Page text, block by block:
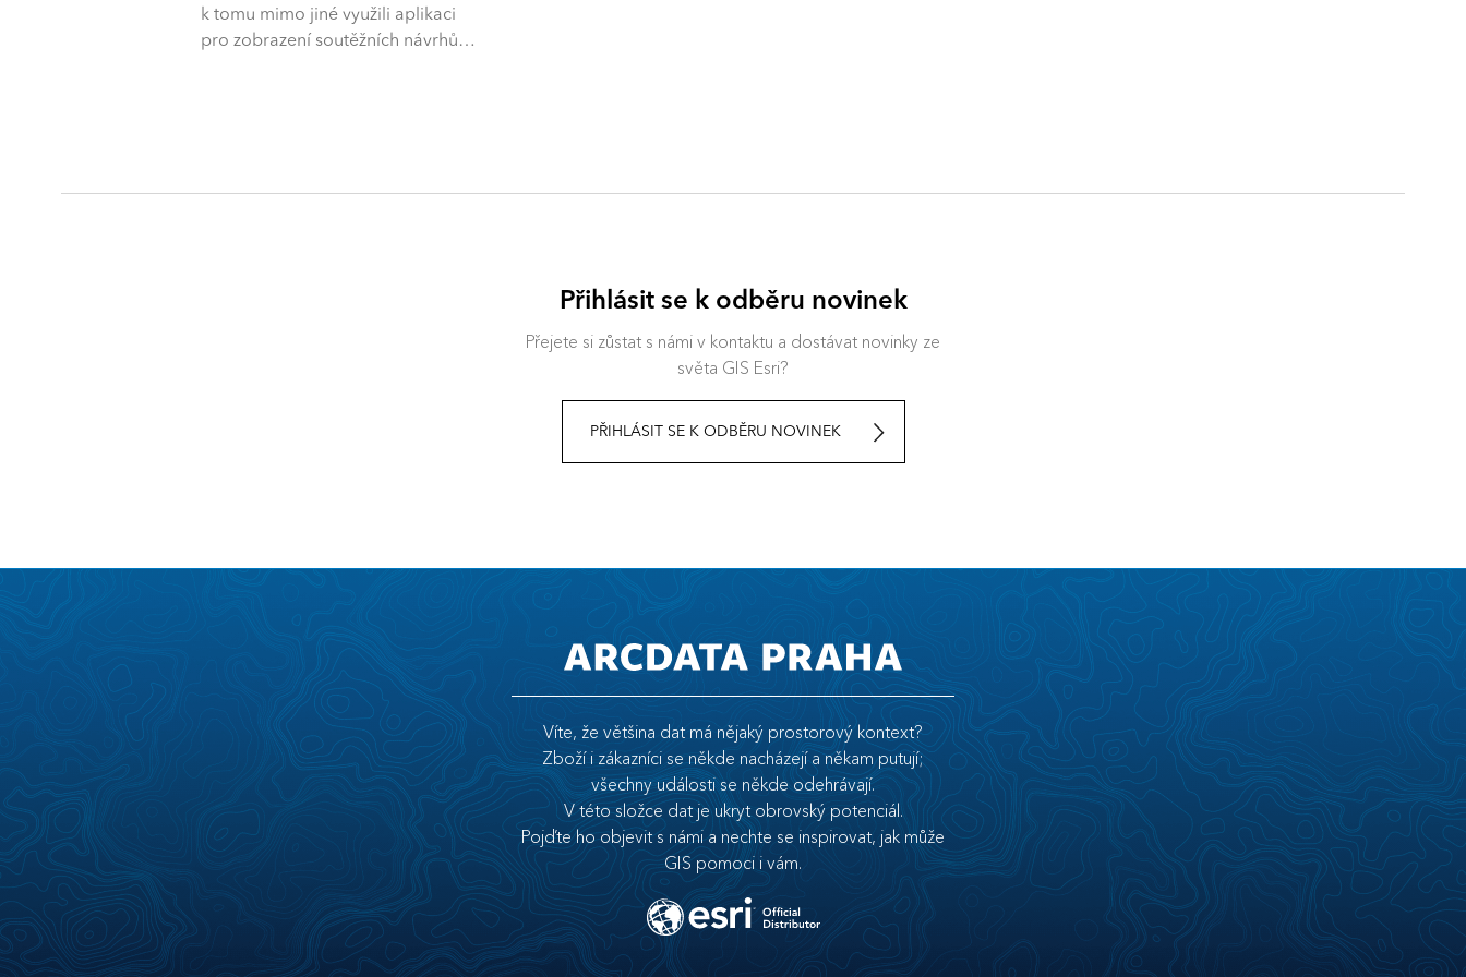
k tomu mimo jiné využili aplikaci
pro zobrazení soutěžních návrhů…
Přihlásit se k odběru novinek
Přejete si zůstat s námi v kontaktu a dostávat novinky ze
světa GIS Esri?
PŘIHLÁSIT SE K ODBĚRU NOVINEK
Víte, že většina dat má nějaký prostorový kontext?
Zboží i zákazníci se někde nacházejí a někam putují;
všechny události se někde odehrávají.
V této složce dat je ukryt obrovský potenciál.
Pojďte ho objevit s námi a nechte se inspirovat, jak může
GIS pomoci i vám.